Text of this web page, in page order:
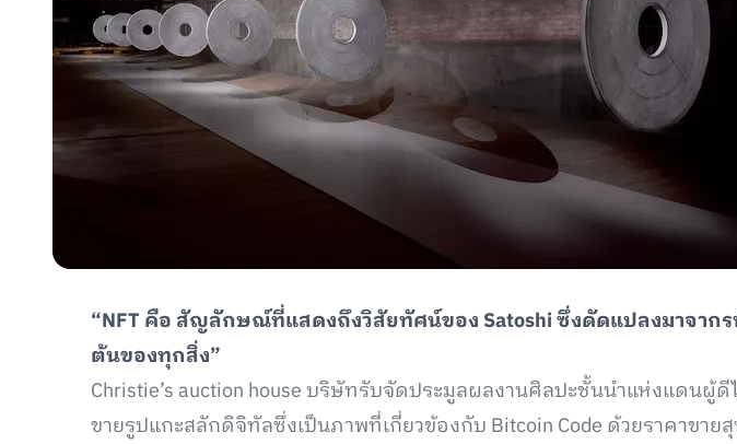
“NFT คือ สัญลักษณ์ที่แสดงถึงวิสัยทัศน์ของ Satoshi ซึ่งดัดแปลงมาจาก
ต้นของทุกสิ่ง”
Christie’s auction house บริษัทรับจัดประมูลผลงานศิลปะชั้นนำแห่งแดนผู้
ขายรูปแกะสลักดิจิทัลซึ่งเป็นภาพที่เกี่ยวข้องกับ Bitcoin Code ด้วยราคาขาย